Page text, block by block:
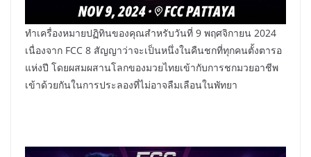
ทำเครื่องหมายปฏิทินของคุณสำหรับวันที่ 9 พฤศจิกายน 2024
เนื่องจาก FCC 8 สัญญาว่าจะเป็นหนึ่งในคืนชกที่ทุกคนตั้งตารอ
แห่งปี โดยผสมผสานโลกของมวยไทยเข้ากับการชกมวยอาชีพ
เข้าด้วยกันในการประลองที่ไม่อาจลืมเลือนในพัทยา